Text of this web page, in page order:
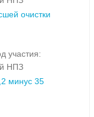
очистки
участия:
НПЗ
минус 35